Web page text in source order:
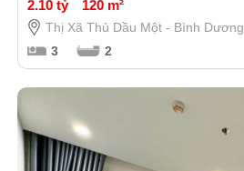
2.10 tỷ 120 m²
Thị Xã Thủ Dầu Một - Bình Dương
3
2